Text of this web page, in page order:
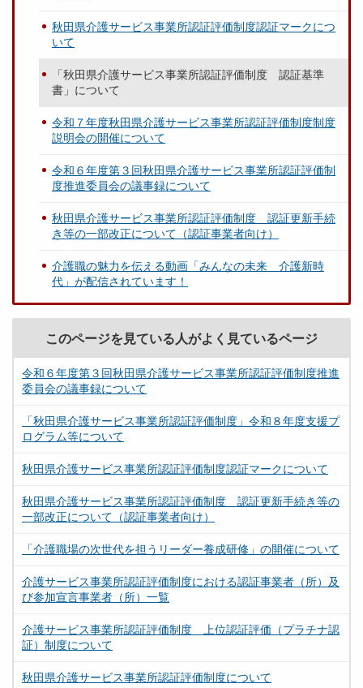
秋田県介護サービス事業所認証評価制度認証マークにつ
いて
「秋田県介護サービス事業所認証評価制度 認証基準
書」について
令和７年度秋田県介護サービス事業所認証評価制度制度
説明会の開催について
令和６年度第３回秋田県介護サービス事業所認証評価制
度推進委員会の議事録について
秋田県介護サービス事業所認証評価制度 認証更新手続
き等の一部改正について（認証事業者向け）
介護職の魅力を伝える動画「みんなの未来 介護新時
代」が配信されています！
このページを見ている人がよく見ているページ
令和６年度第３回秋田県介護サービス事業所認証評価制度推進
委員会の議事録について
「秋田県介護サービス事業所認証評価制度」令和８年度支援プ
ログラム等について
秋田県介護サービス事業所認証評価制度認証マークについて
秋田県介護サービス事業所認証評価制度 認証更新手続き等の
一部改正について（認証事業者向け）
「介護職場の次世代を担うリーダー養成研修」の開催について
介護サービス事業所認証評価制度における認証事業者（所）及
び参加宣言事業者（所）一覧
介護サービス事業所認証評価制度 上位認証評価（プラチナ認
証）制度について
秋田県介護サービス事業所認証評価制度について